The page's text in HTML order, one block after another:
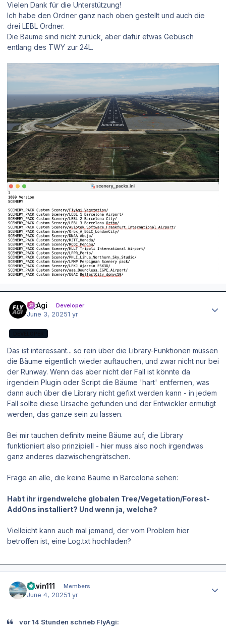
Vielen Dank für die Unterstützung!
Ich habe den Ordner ganz nach oben gestellt und auch die
drei LEBL Ordner.
Die Bäume sind nicht zurück, aber dafür etwas Gebüsch
entlang des TWY zur 24L.
FlyAgi Developer
June 3, 20251 yr
Das ist interessant... so rein über die Library-Funktionen müssen
die Bäume eigentlich wieder auftauchen, und zwar nicht nur bei
der Runway. Wenn das aber nicht der Fall ist könnte da
irgendein Plugin oder Script die Bäume 'hart' entfernen, was
dann auch über die Library nicht gefixt werden kann - in jedem
Fall sollte diese Ursache gefunden und der Entwickler ermutigt
werden, das ganze sein zu lassen.
Bei mir tauchen definitv meine Bäume auf, die Library
funktioniert also prinzipiell - hier muss also noch irgendwas
ganz anderes dazwischengrätschen.
Frage an alle, die keine Bäume in Barcelona sehen:
Habt ihr irgendwelche globalen Tree/Vegetation/Forest-
AddOns installiert? Und wenn ja, welche?
Vielleicht kann auch mal jemand, der vom Problem hier
betroffen ist, eine Log.txt hochladen?
Erwin111 Members
June 4, 20251 yr
vor 14 Stunden schrieb FlyAgi: